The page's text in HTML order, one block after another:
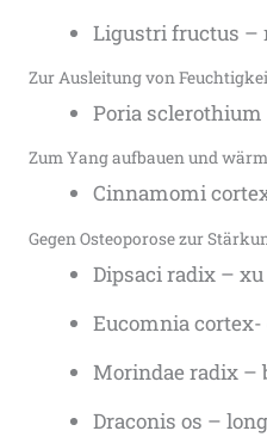
Ligustri fructus –
Zur Ausleitung von
Poria
Zum Yang aufbauen und
Cinnamomi
Gegen Osteoporose zur
Dipsaci radix –
Eucomnia
Morindae radix –
Draconis os –